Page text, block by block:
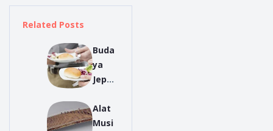
Related Posts
Buda
ya
Jepan
Mung
kin
Alat
Musi